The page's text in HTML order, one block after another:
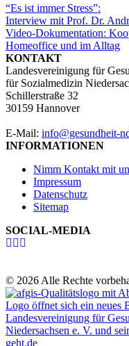
“Es ist immer Stress”:
Interview mit Prof. Dr.
Video-Dokumentation:
Homeoffice und im Alltag
KONTAKT
Landesvereinigung für
für Sozialmedizin
Schillerstraße 32
30159 Hannover
E-Mail: info@gesundheit-
INFORMATIONEN
Nimm Kontakt mit
Impressum
Datenschutz
Sitemap
SOCIAL-MEDIA
© 2026 Alle Rechte